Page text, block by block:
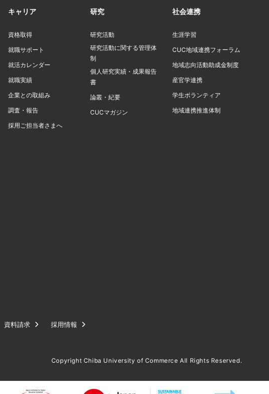
キャリア
資格取得
就職サポート
就活カレンダー
就職実績
企業との取組み
調査・報告
採用ご担当者さまへ
研究
研究活動
研究活動に関する管理体
制
個人研究実績・成果報告
書
論叢・紀要
CUCマガジン
社会連携
生涯学習
CUC地域連携フォーラム
地域志向活動助成金制度
産官学連携
学生ボランティア
地域連携推進体制
資料請求 採用情報
Copyright Chiba University of Commerce All Rights Reserved.